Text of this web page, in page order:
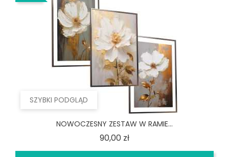
SZYBKI PODGLĄD
NOWOCZESNY ZESTAW W RAMIE...
90,00 złCena